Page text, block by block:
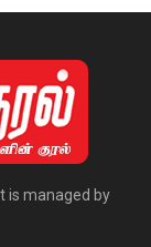
is managed by